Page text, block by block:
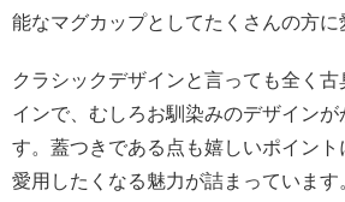
能なマグカップとしてたくさんの方に
クラシックデザインと言っても全く
インで、むしろお馴染みのデザイン
す。蓋つきである点も嬉しいポイン
愛用したくなる魅力が詰まっています